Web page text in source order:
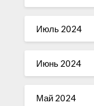
Июль 2024
Июнь 2024
Май 2024